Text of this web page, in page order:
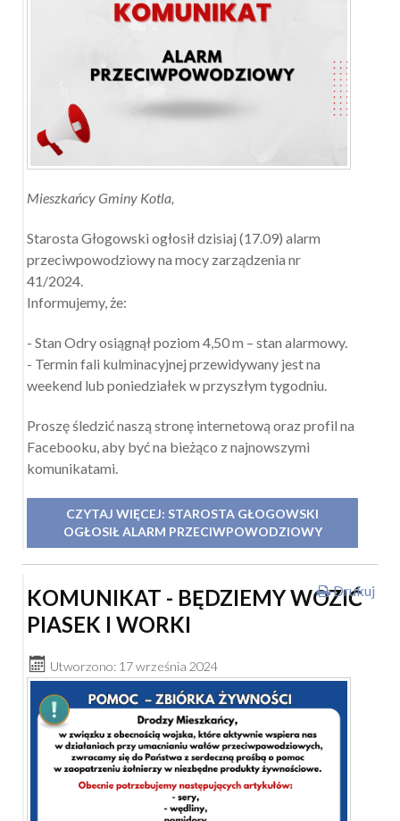
Mieszkańcy Gminy Kotla,
Starosta Głogowski ogłosił dzisiaj (17.09) alarm
przeciwpowodziowy na mocy zarządzenia nr
41/2024.
Informujemy, że:
- Stan Odry osiągnął poziom 4,50 m – stan alarmowy.
- Termin fali kulminacyjnej przewidywany jest na
weekend lub poniedziałek w przyszłym tygodniu.
Proszę śledzić naszą stronę internetową oraz profil na
Facebooku, aby być na bieżąco z najnowszymi
komunikatami.
CZYTAJ WIĘCEJ: STAROSTA GŁOGOWSKI
OGŁOSIŁ ALARM PRZECIWPOWODZIOWY
KOMUNIKAT - BĘDZIEMY WOZIĆ
PIASEK I WORKI
Utworzono: 17 września 2024
Drukuj